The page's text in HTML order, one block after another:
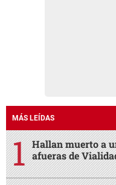
MÁS LEÍDAS
Hallan muerto a
afueras de